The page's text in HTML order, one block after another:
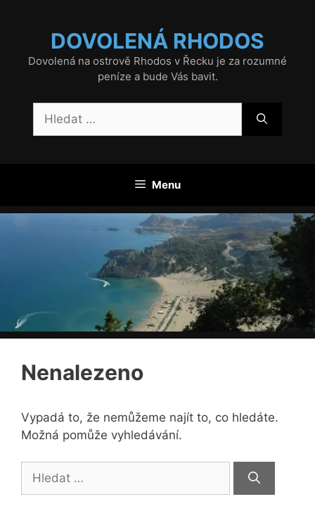
DOVOLENÁ RHODOS
Dovolená na ostrově Rhodos v Řecku je za rozumné
peníze a bude Vás bavit.
Menu
Nenalezeno
Vypadá to, že nemůžeme najít to, co hledáte.
Možná pomůže vyhledávání.
Hledat: